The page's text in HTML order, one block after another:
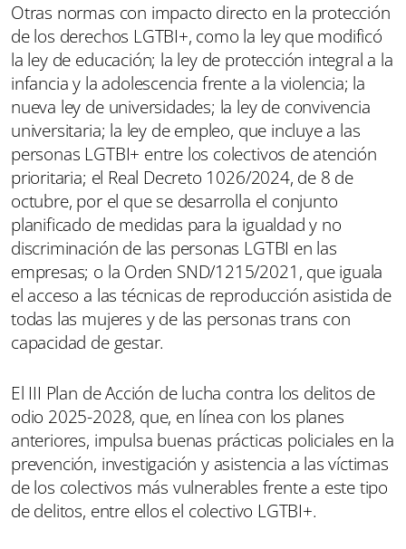
Otras normas con impacto directo en la protección
de los derechos LGTBI+, como la ley que modificó
la ley de educación; la ley de protección integral a la
infancia y la adolescencia frente a la violencia; la
nueva ley de universidades; la ley de convivencia
universitaria; la ley de empleo, que incluye a las
personas LGTBI+ entre los colectivos de atención
prioritaria; el Real Decreto 1026/2024, de 8 de
octubre, por el que se desarrolla el conjunto
planificado de medidas para la igualdad y no
discriminación de las personas LGTBI en las
empresas; o la Orden SND/1215/2021, que iguala
el acceso a las técnicas de reproducción asistida de
todas las mujeres y de las personas trans con
capacidad de gestar.
El III Plan de Acción de lucha contra los delitos de
odio 2025-2028, que, en línea con los planes
anteriores, impulsa buenas prácticas policiales en la
prevención, investigación y asistencia a las víctimas
de los colectivos más vulnerables frente a este tipo
de delitos, entre ellos el colectivo LGTBI+.